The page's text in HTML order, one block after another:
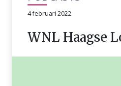
4 februari 2022
WNL Haagse